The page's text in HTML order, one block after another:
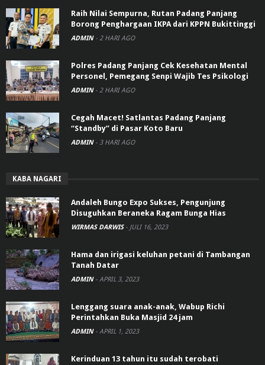
Raih Nilai Sempurna, Rutan Padang Panjang
Borong Penghargaan IKPA dari KPPN Bukittinggi
ADMIN - 2 HARI AGO
Polres Padang Panjang Cek Kesehatan Mental
Personel, Pemegang Senpi Wajib Tes Psikologi
ADMIN - 2 HARI AGO
Cegah Macet! Satlantas Padang Panjang
“Standby” di Pasar Koto Baru
ADMIN - 3 HARI AGO
KABA NAGARI
Andaleh Bungo Expo Sukses, Pengunjung
Disuguhkan Beraneka Ragam Bunga Hias
WIRMAS DARWIS - JULI 16, 2023
Hama dan irigasi keluhan petani di Tambangan
Tanah Datar
ADMIN - APRIL 3, 2023
Lenggang suara anak-anak, Wabup Richi
Perintahkan Buka Masjid 24 jam
ADMIN - APRIL 1, 2023
Kerinduan 13 tahun itu sudah terobati